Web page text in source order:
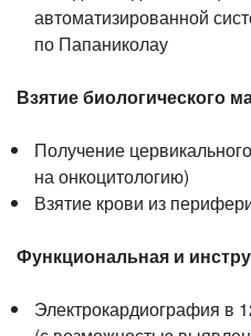
автоматизированной
по Папаниколау
Взятие биологического
Получение
на онкоцитологию)
Взятие крови из
Функциональная и
Электрокардиография в